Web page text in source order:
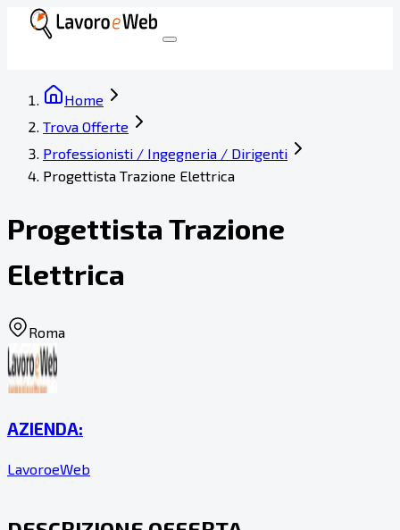
Home
Trova Offerte
Professionisti / Ingegneria / Dirigenti
Progettista Trazione Elettrica
Progettista Trazione
Elettrica
Roma
AZIENDA:
LavoroeWeb